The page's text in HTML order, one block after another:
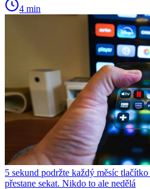
4 min
5 sekund podržte každý měsíc
přestane sekat. Nikdo to ale nedělá